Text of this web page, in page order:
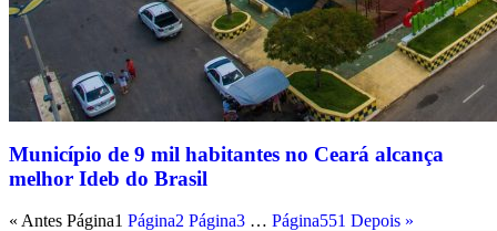
Município de 9 mil habitantes no Ceará alcança
melhor Ideb do Brasil
« Antes Página1 Página2 Página3 … Página551 Depois »